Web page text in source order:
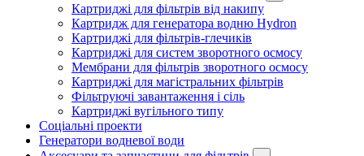
Картриджі для фільтрів від накипу
Картридж для генератора водню Hydron
Картриджі для фільтрів-глечиків
Картриджі для систем зворотного осмосу
Мембрани для фільтрів зворотного осмосу
Картриджі для магістральних фільтрів
Фільтруючі завантаження і сіль
Картриджі вугільного типу
Соціальні проекти
Генератори водневої води